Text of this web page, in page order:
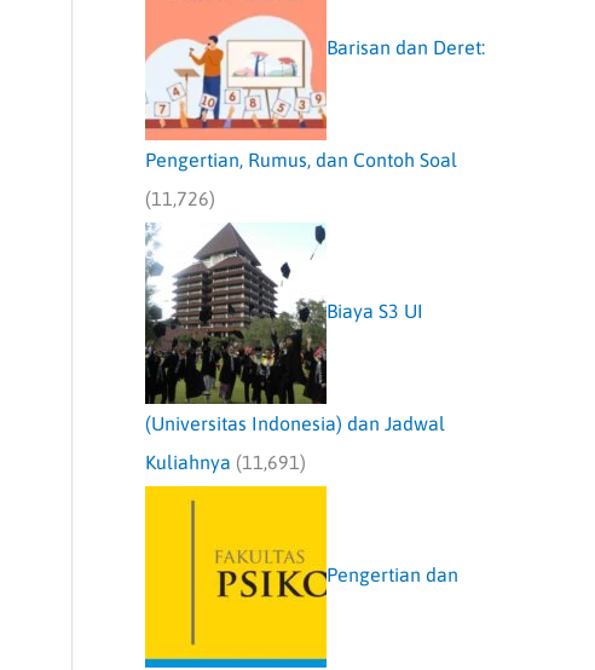
Barisan dan Deret:
Pengertian, Rumus, dan Contoh Soal
(11,726)
Biaya S3 UI
(Universitas Indonesia) dan Jadwal
Kuliahnya (11,691)
Pengertian dan